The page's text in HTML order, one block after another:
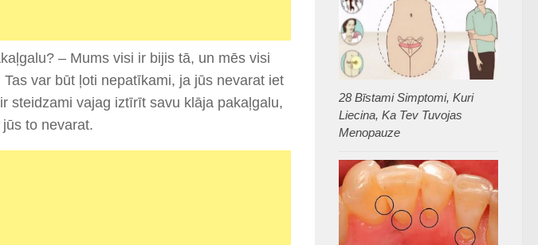
– Mums visi ir bijis tā, un mēs visi
var būt ļoti nepatīkami, ja jūs nevarat iet
steidzami vajag iztīrīt savu klāja pakaļgalu,
jūs to nevarat.
28 Bīstami Simptomi, Kuri
Liecina, Ka Tev Tuvojas
Menopauze